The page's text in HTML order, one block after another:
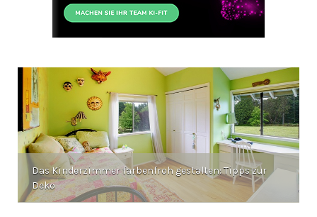
Das Kinderzimmer farbenfroh gestalten: Tipps zur
Deko